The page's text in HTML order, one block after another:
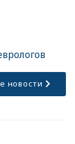
новости